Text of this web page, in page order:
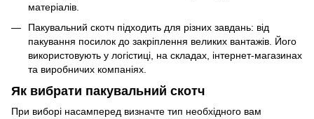
матеріалів.
Пакувальний скотч підходить для різних завдань: від
пакування посилок до закріплення великих вантажів. Його
використовують у логістиці, на складах, інтернет-магазинах
та виробничих компаніях.
Як вибрати пакувальний скотч
При виборі насамперед визначте тип необхідного вам